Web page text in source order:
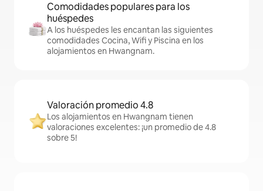
Comodidades populares para los
huéspedes
A los huéspedes les encantan las siguientes
comodidades Cocina, Wifi y Piscina en los
alojamientos en Hwangnam.
Valoración promedio 4.8
Los alojamientos en Hwangnam tienen
valoraciones excelentes: ¡un promedio de 4.8
sobre 5!